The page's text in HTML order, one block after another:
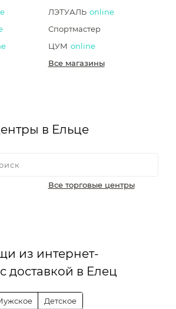
ЛЭТУАЛЬ online
Спортмастер
ЦУМ online
Все магазины
в Ельце
Все торговые центры
из интернет-
доставкой в Елец
Детское